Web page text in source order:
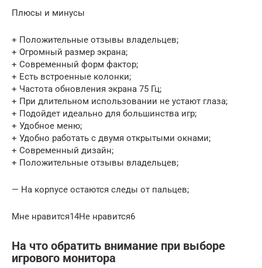
Плюсы и минусы
+ Положительные отзывы владельцев;
+ Огромный размер экрана;
+ Современный форм фактор;
+ Есть встроенные колонки;
+ Частота обновления экрана 75 Гц;
+ При длительном использовании не устают глаза;
+ Подойдет идеально для большинства игр;
+ Удобное меню;
+ Удобно работать с двумя открытыми окнами;
+ Современный дизайн;
+ Положительные отзывы владельцев;
— На корпусе остаются следы от пальцев;
Мне нравится14Не нравится6
На что обратить внимание при выборе
игрового монитора